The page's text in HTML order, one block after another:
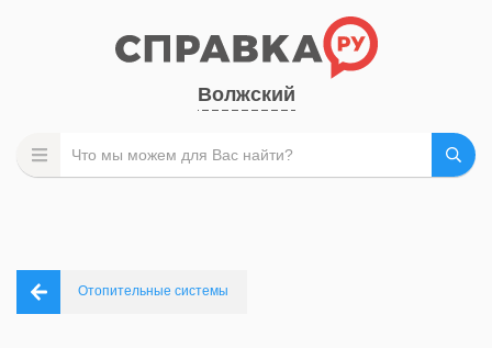
Волжский
Отопительные системы